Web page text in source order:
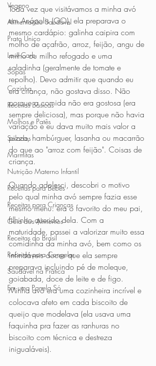
Vegano
Alimentação Saudável
Prato Único
Low Carb
Sopas
Cozinha
Receitas Básicas
Molhos e Patês
Saladas
Marmitas
Nutrição Materno Infantil
Receitas para Bebês
Receitas para Crianças
Guia dos Alimentos
Receitas do Brasil
Receitas para Congelar
Saudável na Prática
Em uma Panela Só
Toda vez que visitávamos a minha avó
em Anápolis (GO), ela preparava o
mesmo cardápio: galinha caipira com
molho de açafrão, arroz, feijão, angu de
milho ou milho refogado e uma
saladinha (geralmente de tomate e
repolho). Devo admitir que quando eu
era criança, não gostava disso. Não
porque a comida não era gostosa (era
sempre deliciosa), mas porque não havia
variação e eu dava muito mais valor a
pizza, hambúrguer, lasanha ou macarrão
do que ao "arroz com feijão". Coisas de
criança.
Quando adolesci, descobri o motivo
pelo qual minha avó sempre fazia esse
mesmo menu: era o favorito do meu pai,
filhinho querido dela. Com a
maturidade, passei a valorizar muito essa
comidinha da minha avó, bem como os
infindáveis doces que ela sempre
preparava incluindo pé de moleque,
goiabada, doce de leite e de figo.
Minha avó era uma cozinheira incrível e
colocava afeto em cada biscoito de
queijo que modelava (ela usava uma
faquinha pra fazer as ranhuras no
biscoito com técnica e destreza
inigualáveis).